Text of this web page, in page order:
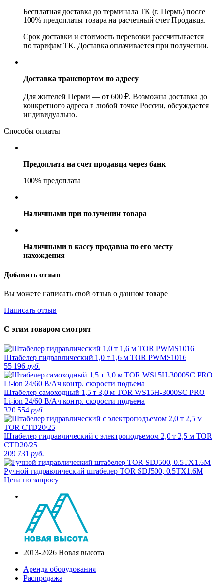
Бесплатная доставка до терминала ТК (г. Пермь) после
100% предоплаты товара на расчетный счет Продавца.
Срок доставки и стоимость перевозки рассчитывается
по тарифам ТК. Доставка оплачивается при получении.
Доставка транспортом по адресу
Для жителей Перми — от 600 ₽. Возможна доставка до
конкретного адреса в любой точке России, обсуждается
индивидуально.
Способы оплаты
Предоплата на счет продавца через банк
100% предоплата
Наличными при получении товара
Наличными в кассу продавца по его месту
нахождения
Добавить отзыв
Вы можете написать свой отзыв о данном товаре
Написать отзыв
С этим товаром смотрят
Штабелер гидравлический 1,0 т 1,6 м TOR PWMS1016
55 196 руб.
Штабелер самоходный 1,5 т 3,0 м TOR WS15H-3000SC PRO
Li-ion 24/60 В/Ач контр. скорости подъема
320 554 руб.
Штабелер гидравлический с электроподъемом 2,0 т 2,5 м TOR
CTD20/25
209 731 руб.
Ручной гидравлический штабелер TOR SDJ500, 0.5TX1.6M
Цена по запросу
2013-2026 Новая высота
Аренда оборудования
Распродажа